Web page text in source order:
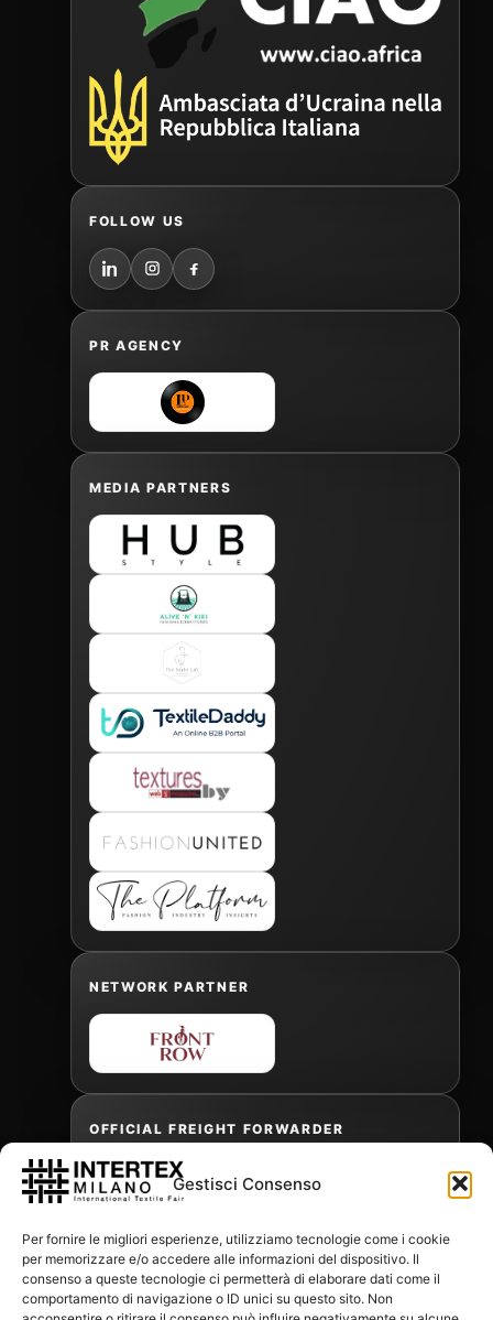
Gestisci Consenso
Per fornire le migliori esperienze, utilizziamo tecnologie come i cookie
per memorizzare e/o accedere alle informazioni del dispositivo. Il
consenso a queste tecnologie ci permetterà di elaborare dati come il
comportamento di navigazione o ID unici su questo sito. Non
FOLLOW US
PR AGENCY
MEDIA PARTNERS
NETWORK PARTNER
OFFICIAL FREIGHT FORWARDER
gabrielea@isped.com